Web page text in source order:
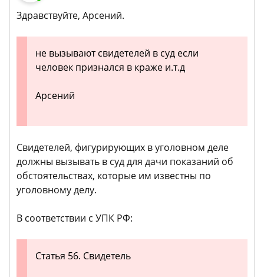
Здравствуйте, Арсений.
не вызывают свидетелей в суд если
человек признался в краже и.т.д
Арсений
Свидетелей, фигурирующих в уголовном деле
должны вызывать в суд для дачи показаний об
обстоятельствах, которые им известны по
уголовному делу.
В соответствии с УПК РФ:
Статья 56. Свидетель